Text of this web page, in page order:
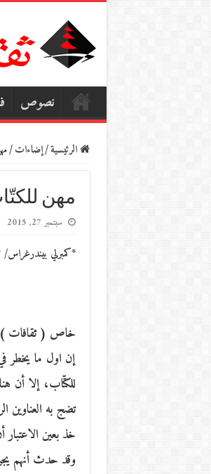
نصوص
الرئيسية/إضاءات/
مهن
سبتمبر 27, 2015
*كمبرلي بيندرغراس/
خاص ( ثقافات )
إن اول ما يخطر
للكتّاب، إلا أن
تضج به العناوين
خذ بعين
وقد حدث أنهم